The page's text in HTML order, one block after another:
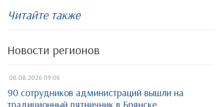
Читайте также
Новости регионов
08.08.2026 09:06
90 сотрудников администраций вышли на
традиционный пятничник в Брянске